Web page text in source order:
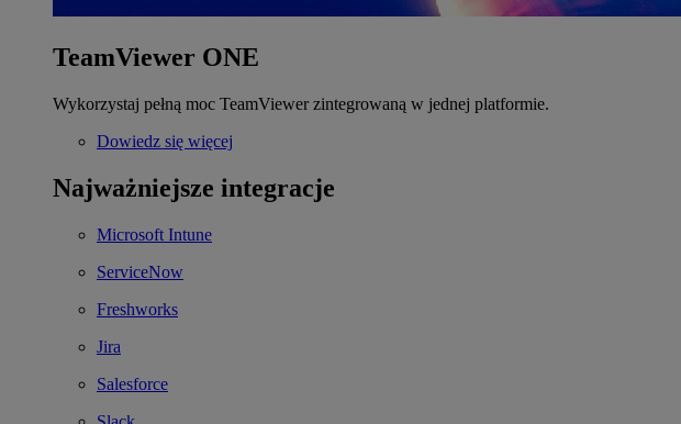
TeamViewer ONE
Wykorzystaj pełną moc TeamViewer zintegrowaną w jednej platformie.
Dowiedz się więcej
Najważniejsze integracje
Microsoft Intune
ServiceNow
Freshworks
Jira
Salesforce